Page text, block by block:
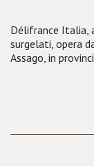
Délifrance Italia,
surgelati, opera
Assago, in